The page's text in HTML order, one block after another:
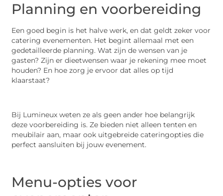
Planning en voorbereiding
Een goed begin is het halve werk, en dat geldt zeker voor
catering evenementen. Het begint allemaal met een
gedetailleerde planning. Wat zijn de wensen van je
gasten? Zijn er dieetwensen waar je rekening mee moet
houden? En hoe zorg je ervoor dat alles op tijd
klaarstaat?
Bij Lumineux weten ze als geen ander hoe belangrijk
deze voorbereiding is. Ze bieden niet alleen tenten en
meubilair aan, maar ook uitgebreide cateringopties die
perfect aansluiten bij jouw evenement.
Menu-opties voor